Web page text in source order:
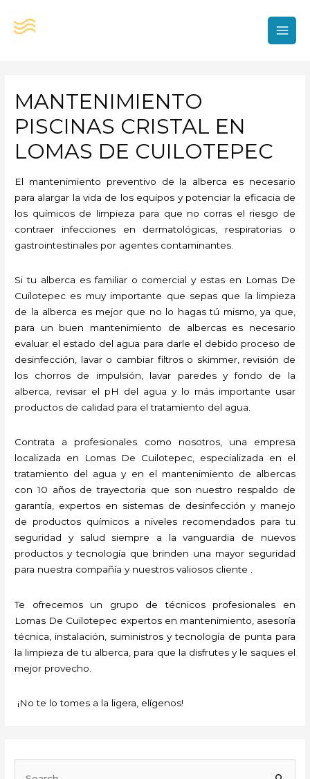
MANTENIMIENTO
PISCINAS CRISTAL EN
LOMAS DE CUILOTEPEC
El mantenimiento preventivo de la alberca es necesario
para alargar la vida de los equipos y potenciar la eficacia de
los químicos de limpieza para que no corras el riesgo de
contraer infecciones en dermatológicas, respiratorias o
gastrointestinales por agentes contaminantes.
Si tu alberca es familiar o comercial y estas en Lomas De
Cuilotepec es muy importante que sepas que la limpieza
de la alberca es mejor que no lo hagas tú mismo, ya que,
para un buen mantenimiento de albercas es necesario
evaluar el estado del agua para darle el debido proceso de
desinfección, lavar o cambiar filtros o skimmer, revisión de
los chorros de impulsión, lavar paredes y fondo de la
alberca, revisar el pH del agua y lo más importante usar
productos de calidad para el tratamiento del agua.
Contrata a profesionales como nosotros, una empresa
localizada en Lomas De Cuilotepec, especializada en el
tratamiento del agua y en el mantenimiento de albercas
con 10 años de trayectoria que son nuestro respaldo de
garantía, expertos en sistemas de desinfección y manejo
de productos químicos a niveles recomendados para tu
seguridad y salud siempre a la vanguardia de nuevos
productos y tecnología que brinden una mayor seguridad
para nuestra compañía y nuestros valiosos cliente .
Te ofrecemos un grupo de técnicos profesionales en
Lomas De Cuilotepec expertos en mantenimiento, asesoría
técnica, instalación, suministros y tecnología de punta para
la limpieza de tu alberca, para que la disfrutes y le saques el
mejor provecho.
¡No te lo tomes a la ligera, elígenos!